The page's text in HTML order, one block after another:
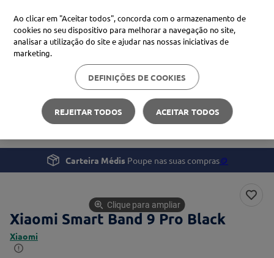
Procure no Marketplace Médis
Pesquisas mais comuns
xiaomi
uriage
4º svr
Desporto e Fitness
Smartphones e Wearables
Xiaomi Smart Band 9 Pro
Carteira Médis Poupe nas suas compras🪙
Xiaomi Smart Band 9 Pro Black
Xiaomi
Clique para ampliar
Ao clicar em "Aceitar todos", concorda com o armazenamento de
cookies no seu dispositivo para melhorar a navegação no site,
analisar a utilização do site e ajudar nas nossas iniciativas de
marketing.
DEFINIÇÕES DE COOKIES
REJEITAR TODOS ACEITAR TODOS